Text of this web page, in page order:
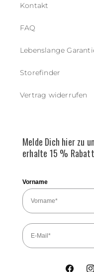
Kontakt
FAQ
Lebenslange
Storefinder
Vertrag widerrufen
Melde Dich hier zu
erhalte 15 %
Vorname